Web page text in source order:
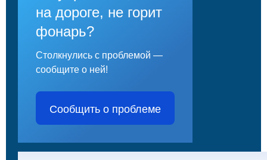
на дороге, не горит
фонарь?
Столкнулись с проблемой —
сообщите о ней!
Сообщить о проблеме